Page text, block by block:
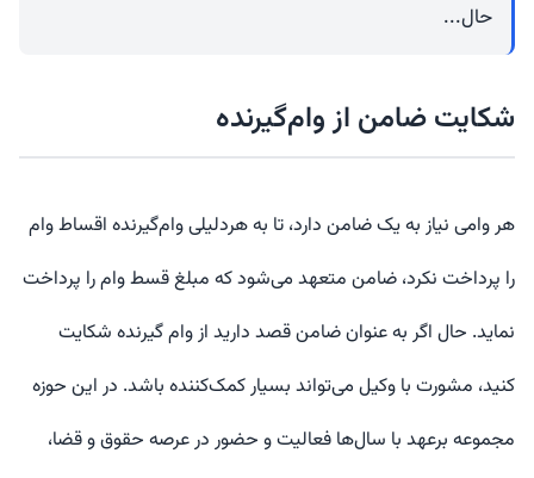
حال...
شکایت ضامن از وام‌گیرنده
هر وامی نیاز به یک ضامن دارد، تا به هردلیلی وام‌گیرنده اقساط وام
را پرداخت نکرد، ضامن متعهد می‌شود که مبلغ قسط وام را پرداخت
نماید. حال اگر به عنوان ضامن قصد دارید از وام گیرنده شکایت
کنید، مشورت با وکیل می‌تواند بسیار کمک‌کننده باشد. در این حوزه
مجموعه برعهد با سال‌ها فعالیت و حضور در عرصه حقوق و قضا،